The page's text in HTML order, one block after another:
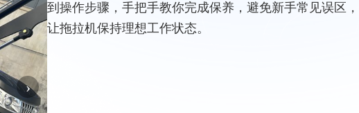
›
到操作步骤，手把手教你完成保养，避免新手常见误区，
让拖拉机保持理想工作状态。